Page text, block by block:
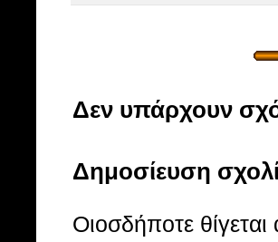
Δεν υπάρχουν
Δημοσίευση
Οιοσδήποτε